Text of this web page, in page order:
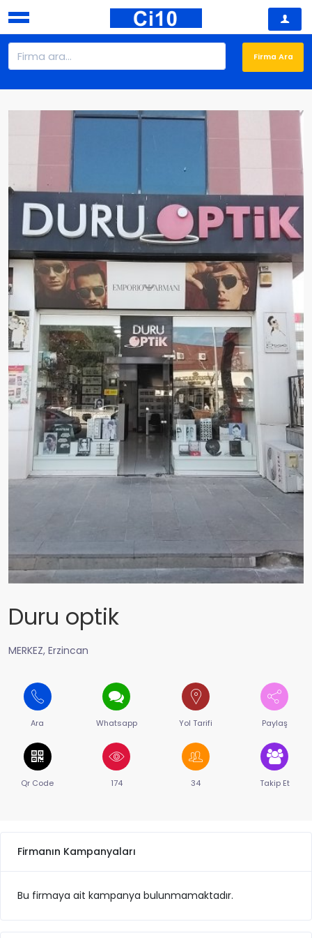
Duru optik
MERKEZ, Erzincan
Ara Whatsapp Yol Tarifi Paylaş
Qr Code 174 34 Takip Et
Firmanın Kampanyaları
Bu firmaya ait kampanya bulunmamaktadır.